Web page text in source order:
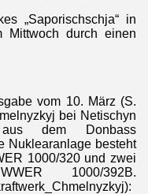
„Saporischschja“ in
Mittwoch durch einen
vom 10. März (S.
bei Netischyn
dem Donbass
Nuklearanlage besteht
1000/320 und zwei
1000/392B.